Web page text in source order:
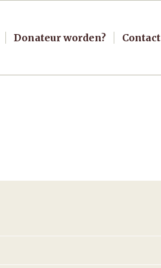
Donateur worden? Contact